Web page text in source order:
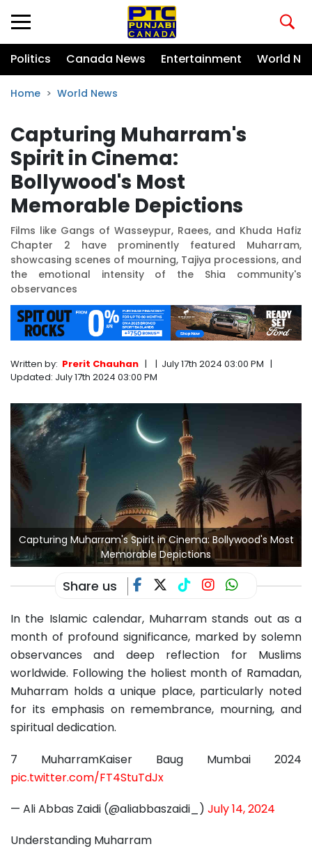
Politics Canada News Entertainment World
Home World News
Capturing Muharram's
Spirit in Cinema:
Bollywood's Most
Memorable Depictions
Films like Gangs of Wasseypur, Raees, and Khuda Hafiz
Chapter 2 have prominently featured Muharram,
showcasing scenes of mourning, Tajiya processions, and
the emotional intensity of the Shia community's
observances
Written by: Prerit Chauhan | | July 17th 2024 03:00 PM |
Updated: July 17th 2024 03:00 PM
Capturing Muharram's Spirit in Cinema: Bollywood's Most
Memorable Depictions
Share us
In the Islamic calendar, Muharram stands out as a
month of profound significance, marked by solemn
observances and deep reflection for Muslims
worldwide. Following the holiest month of Ramadan,
Muharram holds a unique place, particularly noted
for its emphasis on remembrance, mourning, and
spiritual dedication.
7 MuharramKaiser Baug Mumbai 2024
pic.twitter.com/FT4StuTdJx
— Ali Abbas Zaidi (@aliabbaszaidi_) July 14, 2024
Understanding Muharram